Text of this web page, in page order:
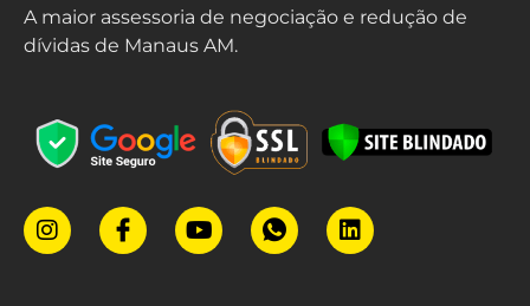
A maior assessoria de negociação e redução de
dívidas de Manaus AM.